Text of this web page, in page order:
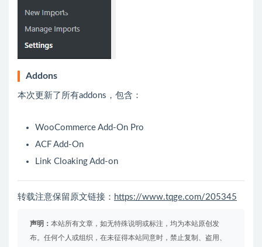
Addons
本次更新了所有addons，包含：
WooCommerce Add-On Pro
ACF Add-On
Link Cloaking Add-on
转载注意保留原文链接： https://www.tqge.com/205345
声明： 本站所有文章，如无特殊说明或标注，均为本站原创发
布。任何个人或组织，在未征得本站同意时，禁止复制、盗用、